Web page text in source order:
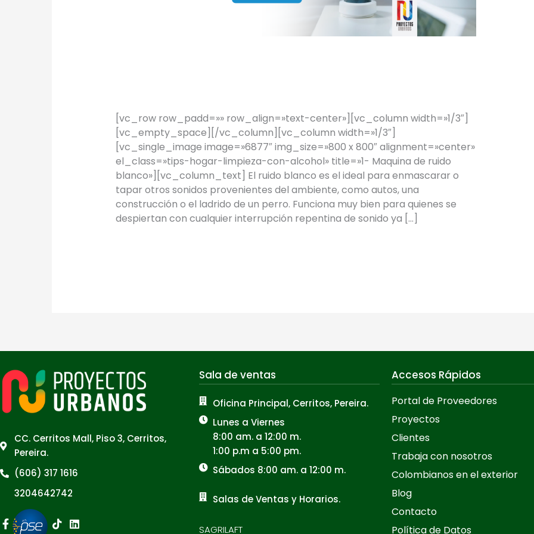
[vc_row row_padd=»» row_align=»text-center»][vc_column width=»1/3″]
[vc_empty_space][/vc_column][vc_column width=»1/3″]
[vc_single_image image=»6877″ img_size=»800 x 800″ alignment=»center»
el_class=»tips-hogar-limpieza-con-alcohol» title=»1- Maquina de ruido
blanco»][vc_column_text] El ruido blanco es el ideal para enmascarar o
tapar otros sonidos provenientes del ambiente, como autos, una
construcción o el ladrido de un perro. Funciona muy bien para quienes se
despiertan con cualquier interrupción repentina de sonido ya […]
CC. Cerritos Mall, Piso 3, Cerritos,
Pereira.
(606) 317 1616
3204642742
Facebook-
Instagram
Youtube
TiktokLinkedin
Sala de ventas
Oficina Principal, Cerritos, Pereira.
Lunes a Viernes
8:00 am. a 12:00 m.
1:00 p.m a 5:00 pm.
Sábados 8:00 am. a 12:00 m.
Salas de Ventas y Horarios.
SAGRILAFT
Accesos Rápidos
Portal de Proveedores
Proyectos
Clientes
Trabaja con nosotros
Colombianos en el exterior
Blog
Contacto
Política de Datos